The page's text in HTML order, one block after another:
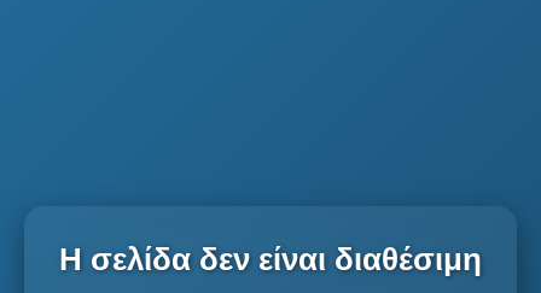
Η σελίδα δεν είναι διαθέσιμη